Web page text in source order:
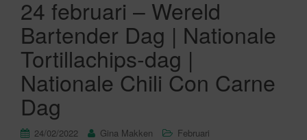
24 februari – Wereld
Bartender Dag | Nationale
Tortillachips-dag |
Nationale Chili Con Carne
Dag
24/02/2022 Gina Makken Februari